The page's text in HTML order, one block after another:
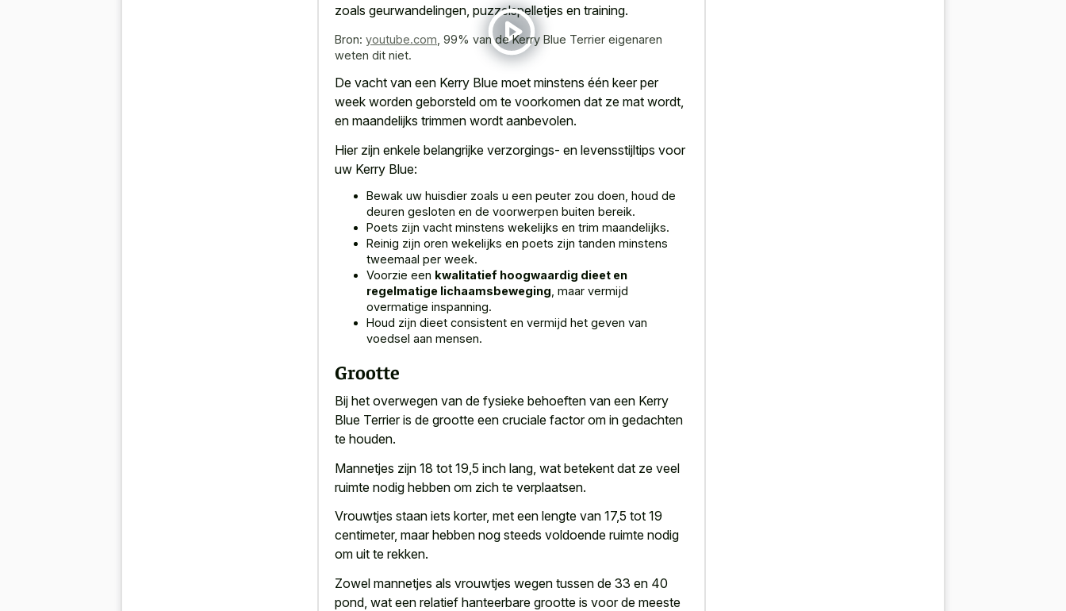
zoals geurwandelingen, puzzelspelletjes en training.
Bron: youtube.com 99% van de Kerry Blue Terrier eigenaren
weten dit niet.
De vacht van een Kerry Blue moet minstens één keer per
week worden geborsteld om te voorkomen dat ze mat wordt,
en maandelijks trimmen wordt aanbevolen.
Hier zijn enkele belangrijke verzorgings- en levensstijltips voor
uw Kerry Blue:
Bewak uw huisdier zoals u een peuter zou doen, houd de
deuren gesloten en de voorwerpen buiten bereik.
Poets zijn vacht minstens wekelijks en trim maandelijks.
Reinig zijn oren wekelijks en poets zijn tanden minstens
tweemaal per week.
Voorzie een kwalitatief hoogwaardig dieet en
regelmatige lichaamsbeweging , maar vermijd
overmatige inspanning.
Houd zijn dieet consistent en vermijd het geven van
voedsel aan mensen.
Grootte
Bij het overwegen van de fysieke behoeften van een Kerry
Blue Terrier is de grootte een cruciale factor om in gedachten
te houden.
Mannetjes zijn 18 tot 19,5 inch lang, wat betekent dat ze veel
ruimte nodig hebben om zich te verplaatsen.
Vrouwtjes staan iets korter, met een lengte van 17,5 tot 19
centimeter, maar hebben nog steeds voldoende ruimte nodig
om uit te rekken.
Zowel mannetjes als vrouwtjes wegen tussen de 33 en 40
pond, wat een relatief hanteerbare grootte is voor de meeste